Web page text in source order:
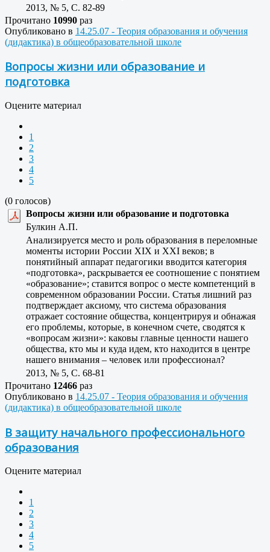
2013, № 5, C. 82-89
Прочитано 10990 раз
Опубликовано в 14.25.07 - Теория образования и обучения
(дидактика) в общеобразовательной школе
Вопросы жизни или образование и
подготовка
Оцените материал
1
2
3
4
5
(0 голосов)
Вопросы жизни или образование и подготовка
Булкин А.П.
Анализируется место и роль образования в переломные
моменты истории России XIX и XXI веков; в
понятийный аппарат педагогики вводится категория
«подготовка», раскрывается ее соотношение с понятием
«образование»; ставится вопрос о месте компетенций в
современном образовании России. Статья лишний раз
подтверждает аксиому, что система образования
отражает состояние общества, концентрируя и обнажая
его проблемы, которые, в конечном счете, сводятся к
«вопросам жизни»: каковы главные ценности нашего
общества, кто мы и куда идем, кто находится в центре
нашего внимания – человек или профессионал?
2013, № 5, C. 68-81
Прочитано 12466 раз
Опубликовано в 14.25.07 - Теория образования и обучения
(дидактика) в общеобразовательной школе
В защиту начального профессионального
образования
Оцените материал
1
2
3
4
5